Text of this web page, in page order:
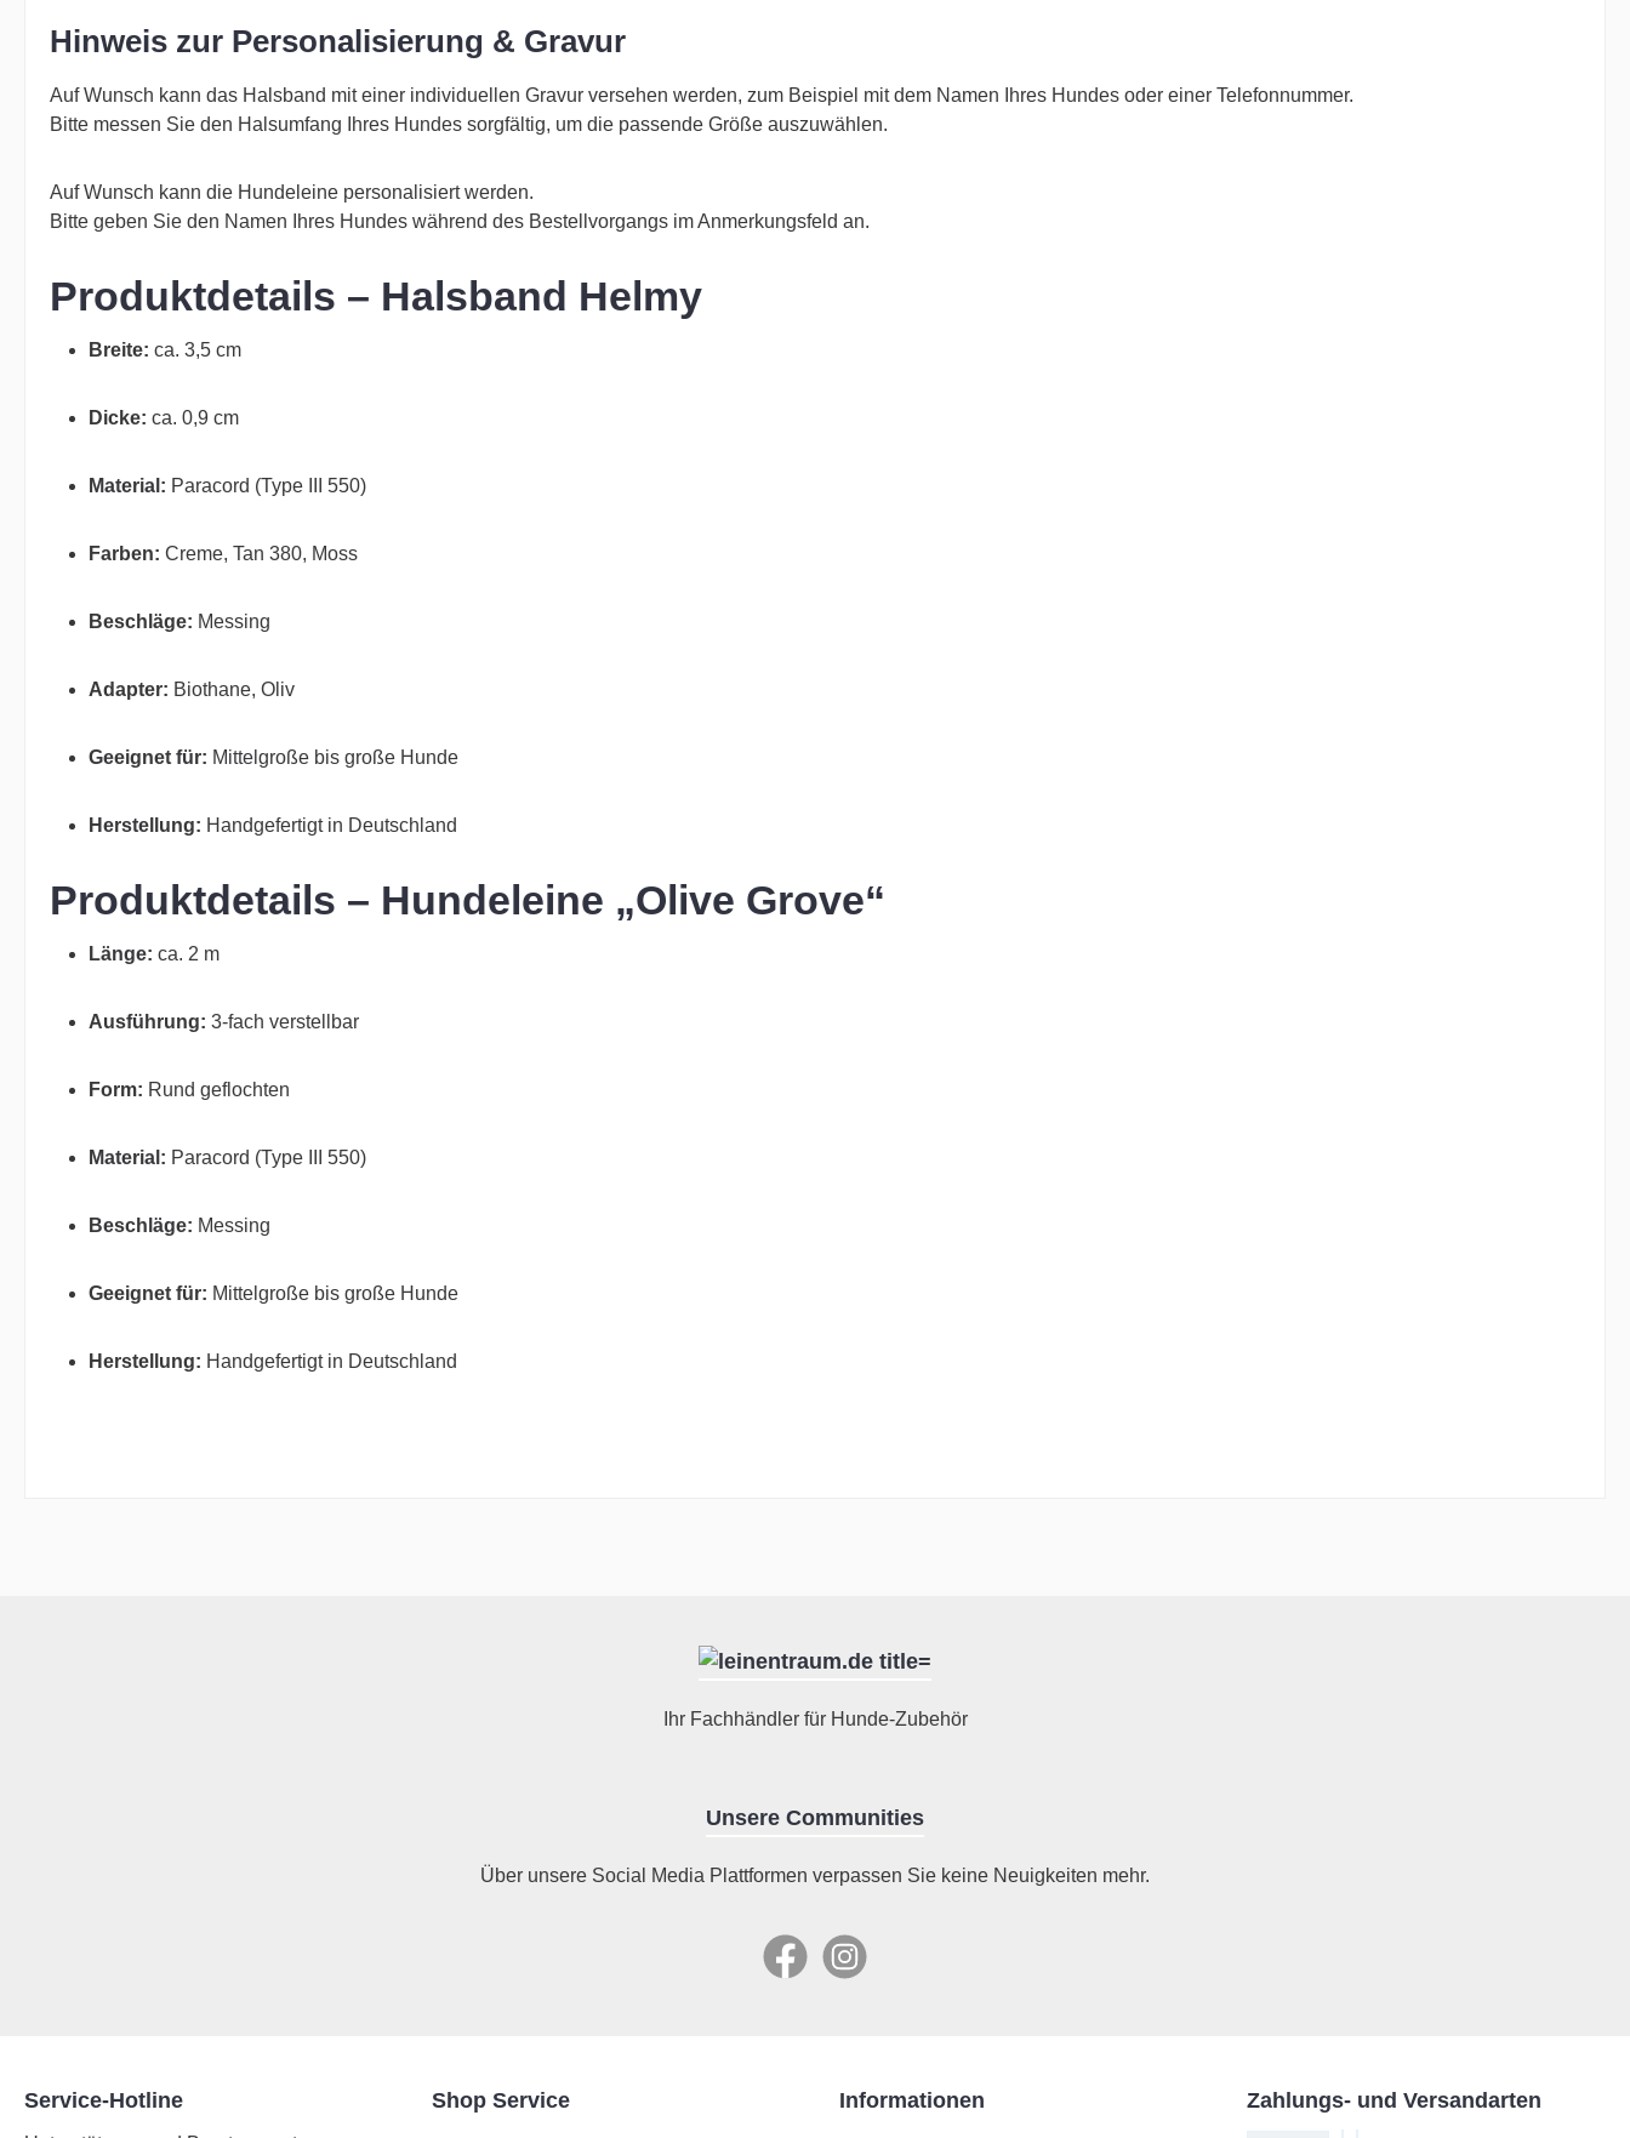
Hinweis zur Personalisierung & Gravur
Auf Wunsch kann das Halsband mit einer individuellen Gravur versehen werden, zum Beispiel mit dem Namen Ihres Hundes oder einer Telefonnummer.
Bitte messen Sie den Halsumfang Ihres Hundes sorgfältig, um die passende Größe auszuwählen.
Auf Wunsch kann die Hundeleine personalisiert werden.
Bitte geben Sie den Namen Ihres Hundes während des Bestellvorgangs im Anmerkungsfeld an.
Produktdetails – Halsband Helmy
Breite: ca. 3,5 cm
Dicke: ca. 0,9 cm
Material: Paracord (Type III 550)
Farben: Creme, Tan 380, Moss
Beschläge: Messing
Adapter: Biothane, Oliv
Geeignet für: Mittelgroße bis große Hunde
Herstellung: Handgefertigt in Deutschland
Produktdetails – Hundeleine „Olive Grove“
Länge: ca. 2 m
Ausführung: 3-fach verstellbar
Form: Rund geflochten
Material: Paracord (Type III 550)
Beschläge: Messing
Geeignet für: Mittelgroße bis große Hunde
Herstellung: Handgefertigt in Deutschland
Ihr Fachhändler für Hunde-Zubehör
Unsere Communities
Über unsere Social Media Plattformen verpassen Sie keine Neuigkeiten mehr.
FacebookInstagram
Service-Hotline Shop Service Informationen Zahlungs- und Versandarten